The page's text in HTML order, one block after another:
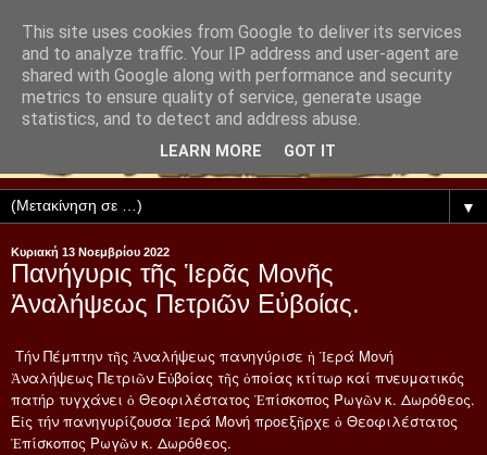
▼
Κυριακή 13 Νοεμβρίου 2022
Πανήγυρις τῆς Ἱερᾶς Μονῆς
Ἀναλήψεως Πετριῶν Εὐβοίας.
Τήν Πέμπτην τῆς Ἀναλήψεως πανηγύρισε ἡ Ἱερά Μονή
Ἀναλήψεως Πετριῶν Εὐβοίας τῆς ὁποίας κτίτωρ καί πνευματικός
πατήρ τυγχάνει ὁ Θεοφιλέστατος Ἐπίσκοπος Ρωγῶν κ. Δωρόθεος.
Εἰς τήν πανηγυρίζουσα Ἱερά Μονή προεξῆρχε ὁ Θεοφιλέστατος
Ἐπίσκοπος Ρωγῶν κ. Δωρόθεος.
This site uses cookies from Google to deliver its services
and to analyze traffic. Your IP address and user-agent are
shared with Google along with performance and security
metrics to ensure quality of service, generate usage
statistics, and to detect and address abuse.
LEARN MORE GOT IT